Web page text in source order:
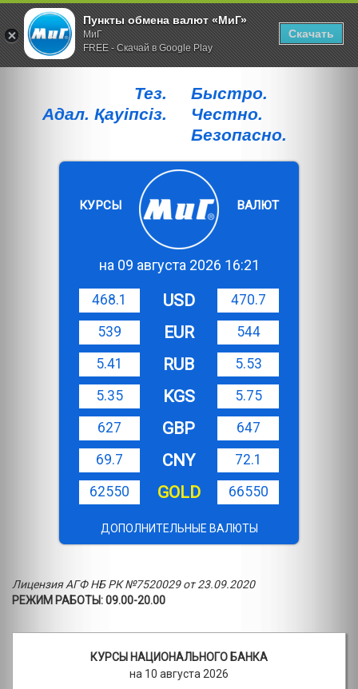
Тез.
Адал. Қауiпсiз.
Быстро.
Честно.
Безопасно.
КУРСЫ ВАЛЮТ
на 09 августа 2026 16:21
468.1 USD
470.7
539
EUR
544
5.41
RUB
5.53
5.35
KGS
5.75
627
GBP
647
69.7
CNY
72.1
62550
GOLD 66550
ДОПОЛНИТЕЛЬНЫЕ ВАЛЮТЫ
Лицензия АГФ НБ РК №7520029 от 23.09.2020
РЕЖИМ РАБОТЫ: 09.00-20.00
КУРСЫ НАЦИОНАЛЬНОГО БАНКА
на 10 августа 2026
Пункты обмена валют «МиГ»
МиГ
FREE - Скачай в Google Play
Скачать